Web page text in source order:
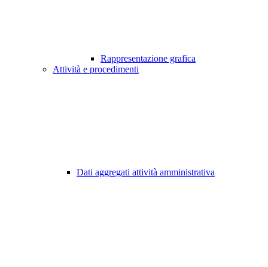
Rappresentazione grafica
Attività e procedimenti
Dati aggregati attività amministrativa